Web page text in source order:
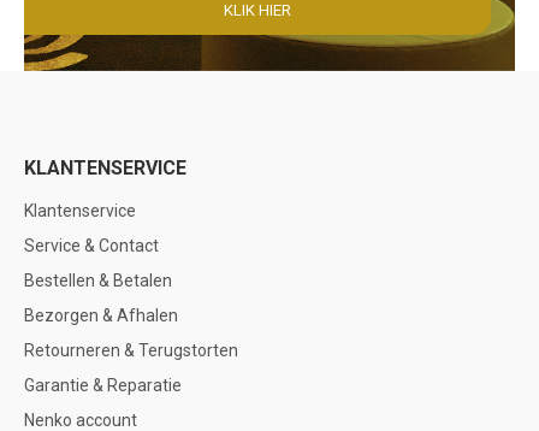
KLIK HIER
KLANTENSERVICE
Klantenservice
Service & Contact
Bestellen & Betalen
Bezorgen & Afhalen
Retourneren & Terugstorten
Garantie & Reparatie
Nenko account